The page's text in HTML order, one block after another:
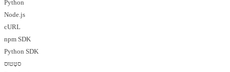
Python
Node.js
cURL
npm SDK
Python SDK
סטָטוּס